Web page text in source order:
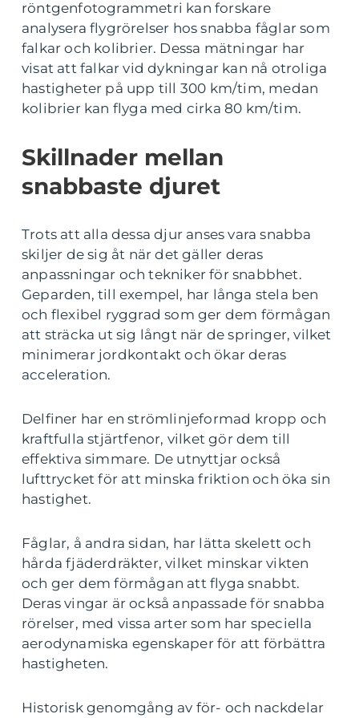
röntgenfotogrammetri kan forskare
analysera flygrörelser hos snabba fåglar som
falkar och kolibrier. Dessa mätningar har
visat att falkar vid dykningar kan nå otroliga
hastigheter på upp till 300 km/tim, medan
kolibrier kan flyga med cirka 80 km/tim.
Skillnader mellan
snabbaste djuret
Trots att alla dessa djur anses vara snabba
skiljer de sig åt när det gäller deras
anpassningar och tekniker för snabbhet.
Geparden, till exempel, har långa stela ben
och flexibel ryggrad som ger dem förmågan
att sträcka ut sig långt när de springer, vilket
minimerar jordkontakt och ökar deras
acceleration.
Delfiner har en strömlinjeformad kropp och
kraftfulla stjärtfenor, vilket gör dem till
effektiva simmare. De utnyttjar också
lufttrycket för att minska friktion och öka sin
hastighet.
Fåglar, å andra sidan, har lätta skelett och
hårda fjäderdräkter, vilket minskar vikten
och ger dem förmågan att flyga snabbt.
Deras vingar är också anpassade för snabba
rörelser, med vissa arter som har speciella
aerodynamiska egenskaper för att förbättra
hastigheten.
Historisk genomgång av för- och nackdelar